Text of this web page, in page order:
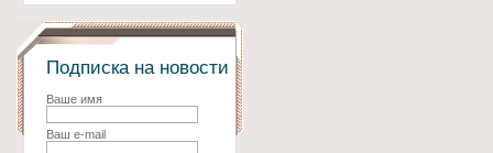
Подписка на новости
Ваше имя
Ваш e-mail